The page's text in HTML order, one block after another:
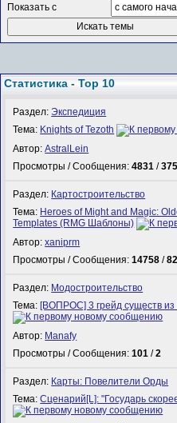
Показать с
Статистика - Top 10
Раздел:Экспедиция
Тема: Knights of Tezoth
Автор:AstralLein
Просмотры / Сообщения:4831 /375
Раздел: Картостроительство
Тема: Heroes of Might and Magic:
Templates (RMG Шаблоны)
Автор:xaniprm
Просмотры / Сообщения:14758 /82
Раздел: Модостроительство
Тема: [ВОПРОС] 3 грейд существ из
Автор: Manafy
Просмотры / Сообщения:101 /2
Раздел: Карты: Повелители Орды
Тема:Сценарий[L]: "Государь